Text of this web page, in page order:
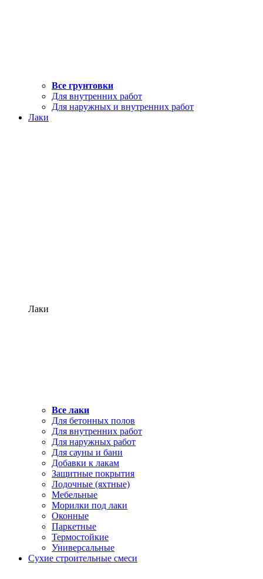
Все грунтовки
Для внутренних работ
Для наружных и внутренних работ
Лаки
Лаки
Все лаки
Для бетонных полов
Для внутренних работ
Для наружных работ
Для сауны и бани
Добавки к лакам
Защитные покрытия
Лодочные (яхтные)
Мебельные
Морилки под лаки
Оконные
Паркетные
Термостойкие
Универсальные
Сухие строительные смеси